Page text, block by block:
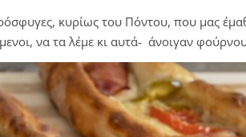
κυρίως του Πόντου, που μας
να τα λέμε κι αυτά- άνοιγαν